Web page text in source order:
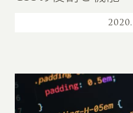
2020.